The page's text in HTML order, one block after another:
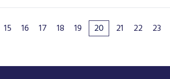
15 16 17 18 19 20 21 22 23